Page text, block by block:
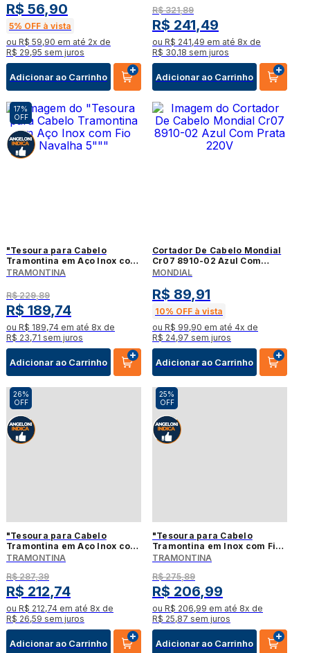
R$ 56,90
5% OFF à vista
ou R$ 59,90 em até 2x de
R$ 29,95 sem juros
Adicionar ao Carrinho
R$ 321,89
R$ 241,49
ou R$ 241,49 em até 8x de
R$ 30,18 sem juros
Adicionar ao Carrinho
17%
OFF
"Tesoura para Cabelo
Tramontina em Aço Inox com
Fio Navalha 5"""
TRAMONTINA
R$ 229,89
R$ 189,74
ou R$ 189,74 em até 8x de
R$ 23,71 sem juros
Adicionar ao Carrinho
Cortador De Cabelo Mondial
Cr07 8910-02 Azul Com
Prata 220V
MONDIAL
R$ 89,91
10%OFF à vista
ou R$ 99,90 em até 4x de
R$ 24,97 sem juros
Adicionar ao Carrinho
26%
OFF
"Tesoura para Cabelo
Tramontina em Aço Inox com
Fio Desbaste 5,5"""
TRAMONTINA
R$ 287,39
R$ 212,74
ou R$ 212,74 em até 8x de
R$ 26,59 sem juros
Adicionar ao Carrinho
25%
OFF
"Tesoura para Cabelo
Tramontina em Inox com Fio
Navalha e Apoio Fixo para
TRAMONTINA
R$ 275,89
R$ 206,99
ou R$ 206,99 em até 8x de
R$ 25,87 sem juros
Adicionar ao Carrinho